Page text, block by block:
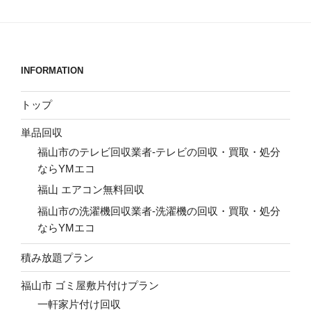
INFORMATION
トップ
単品回収
福山市のテレビ回収業者-テレビの回収・買取・処分
ならYMエコ
福山 エアコン無料回収
福山市の洗濯機回収業者-洗濯機の回収・買取・処分
ならYMエコ
積み放題プラン
福山市 ゴミ屋敷片付けプラン
一軒家片付け回収